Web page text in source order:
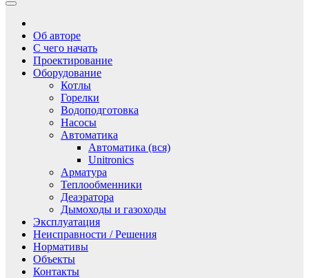
Об авторе
С чего начать
Проектирование
Оборудование
Котлы
Горелки
Водоподготовка
Насосы
Автоматика
Автоматика (вся)
Unitronics
Арматура
Теплообменники
Деаэратора
Дымоходы и газоходы
Эксплуатация
Неисправности / Решения
Нормативы
Объекты
Контакты